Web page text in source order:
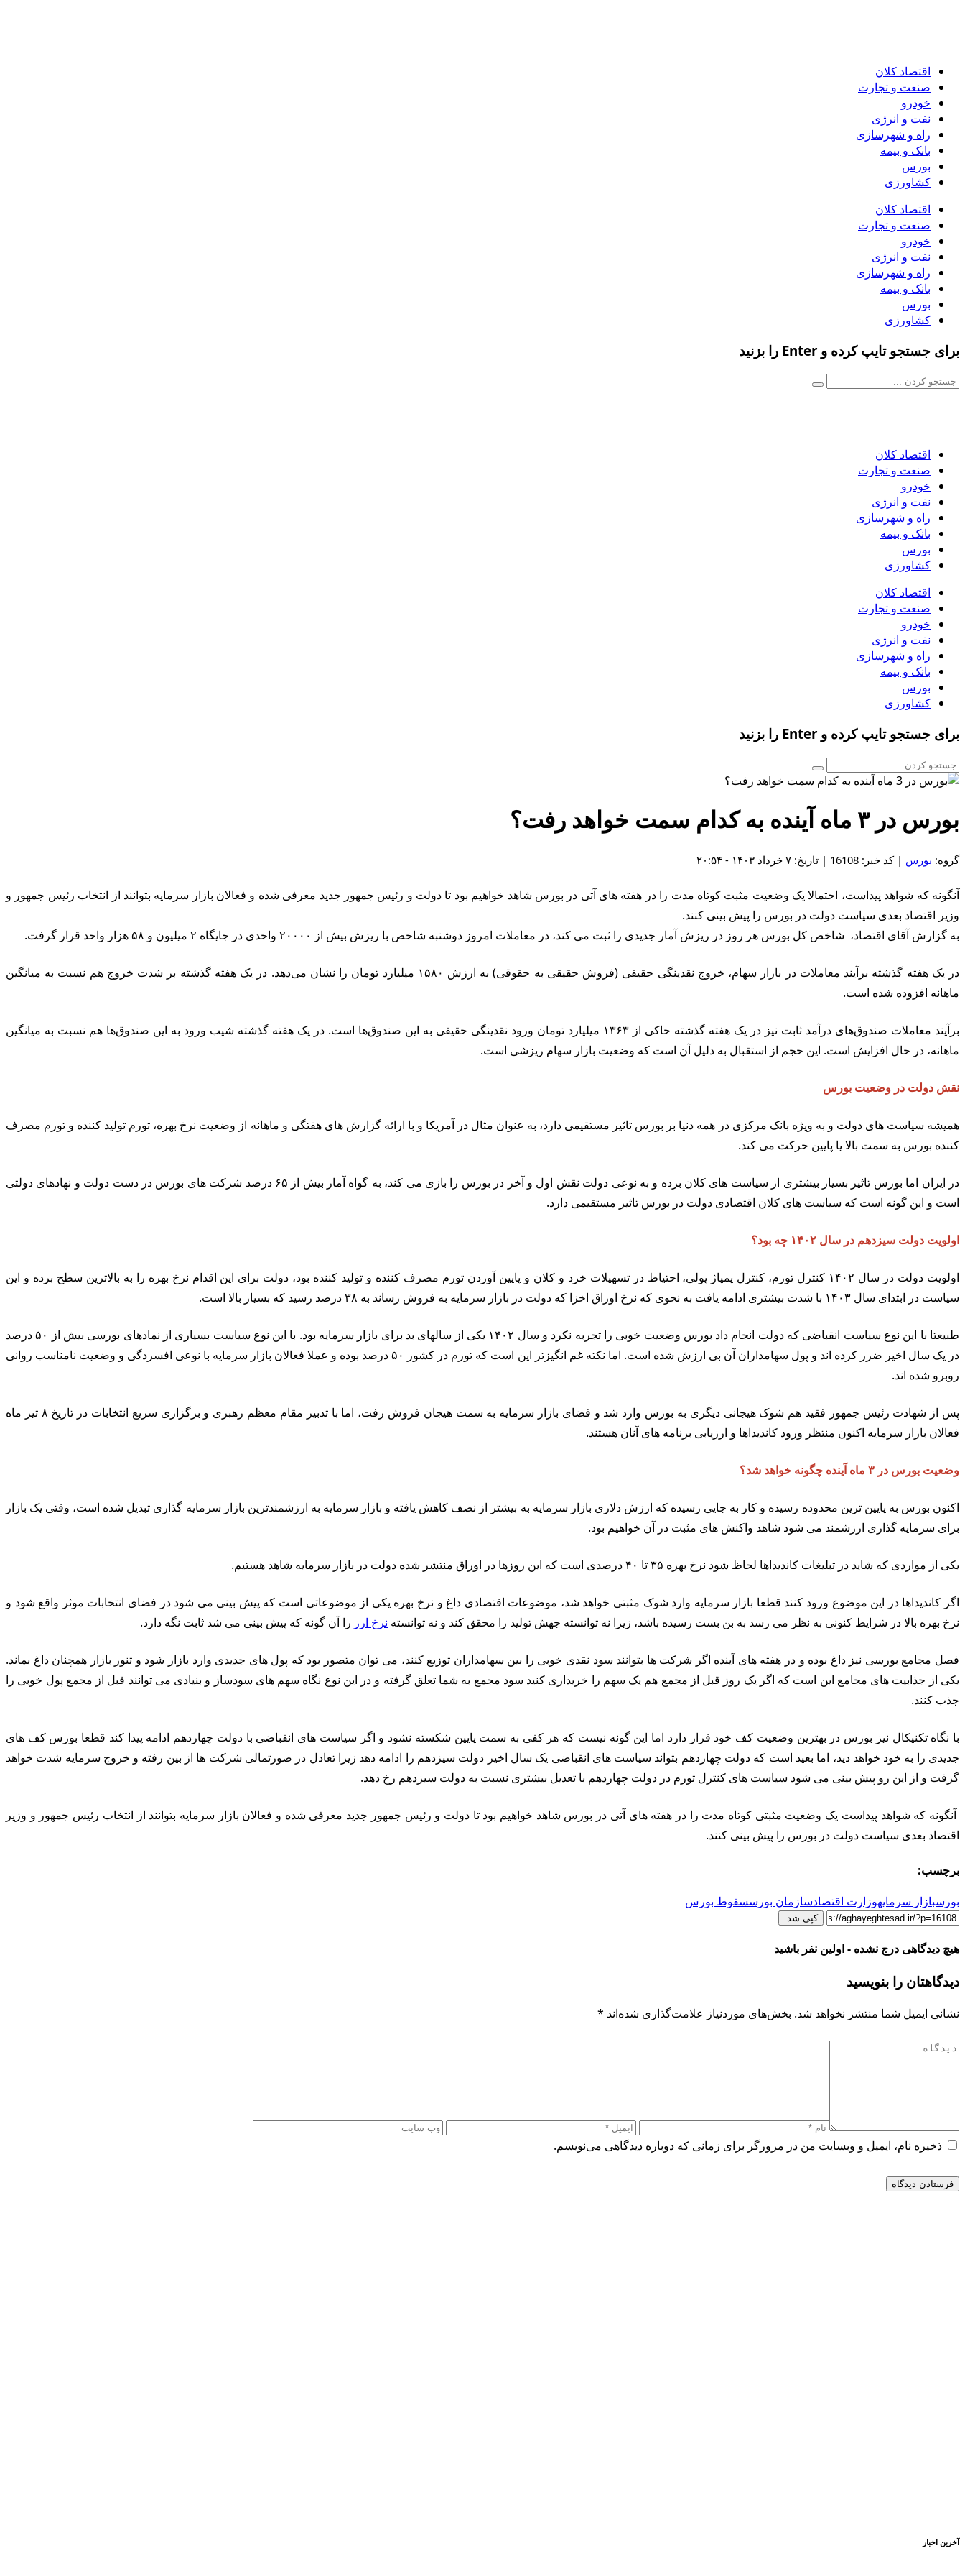
اقتصاد کلان
صنعت و تجارت
خودرو
نفت و انرژی
راه و شهرسازی
بانک و بیمه
بورس
کشاورزی
اقتصاد کلان
صنعت و تجارت
خودرو
نفت و انرژی
راه و شهرسازی
بانک و بیمه
بورس
کشاورزی
برای جستجو تایپ کرده و Enter را بزنید
اقتصاد کلان
صنعت و تجارت
خودرو
نفت و انرژی
راه و شهرسازی
بانک و بیمه
بورس
کشاورزی
اقتصاد کلان
صنعت و تجارت
خودرو
نفت و انرژی
راه و شهرسازی
بانک و بیمه
بورس
کشاورزی
برای جستجو تایپ کرده و Enter را بزنید
بورس در ۳ ماه آینده به کدام سمت خواهد رفت؟
گروه: بورس | کد خبر: 16108 | تاریخ: ۷ خرداد ۱۴۰۳ - ۲۰:۵۴
آنگونه که شواهد پیداست، احتمالا یک وضعیت مثبت کوتاه مدت را در هفته های آتی در بورس شاهد خواهیم بود تا دولت و رئیس جمهور جدید معرفی شده و فعالان بازار سرمایه بتوانند از انتخاب رئیس جمهور و
وزیر اقتصاد بعدی سیاست دولت در بورس را پیش بینی کنند.
به گزارش آقای اقتصاد، شاخص کل بورس هر روز در ریزش آمار جدیدی را ثبت می کند، در معاملات امروز دوشنبه شاخص با ریزش بیش از ۲۰۰۰۰ واحدی در جایگاه ۲ میلیون و ۵۸ هزار واحد قرار گرفت.
در یک هفته گذشته برآیند معاملات در بازار سهام، خروج نقدینگی حقیقی (فروش حقیقی به حقوقی) به ارزش ۱۵۸۰ میلیارد تومان را نشان می‌دهد. در یک هفته گذشته بر شدت خروج هم نسبت به میانگین
ماهانه افزوده شده است.
برآیند معاملات صندوق‌های درآمد ثابت نیز در یک هفته گذشته حاکی از ۱۳۶۳ میلیارد تومان ورود نقدینگی حقیقی به این صندوق‌ها است. در یک هفته گذشته شیب ورود به این صندوق‌ها هم نسبت به میانگین
ماهانه، در حال افزایش است. این حجم از استقبال به دلیل آن است که وضعیت بازار سهام ریزشی است.
نقش دولت در وضعیت بورس
همیشه سیاست های دولت و به ویژه بانک مرکزی در همه دنیا بر بورس تاثیر مستقیمی دارد، به عنوان مثال در آمریکا و با ارائه گزارش های هفتگی و ماهانه از وضعیت نرخ بهره، تورم تولید کننده و تورم مصرف
کننده بورس به سمت بالا یا پایین حرکت می کند.
در ایران اما بورس تاثیر بسیار بیشتری از سیاست های کلان برده و به نوعی دولت نقش اول و آخر در بورس را بازی می کند، به گواه آمار بیش از ۶۵ درصد شرکت های بورس در دست دولت و نهادهای دولتی
است و این گونه است که سیاست های کلان اقتصادی دولت در بورس تاثیر مستقیمی دارد.
اولویت دولت سیزدهم در سال ۱۴۰۲ چه بود؟
اولویت دولت در سال ۱۴۰۲ کنترل تورم، کنترل پمپاژ پولی، احتیاط در تسهیلات خرد و کلان و پایین آوردن تورم مصرف کننده و تولید کننده بود، دولت برای این اقدام نرخ بهره را به بالاترین سطح برده و این
سیاست در ابتدای سال ۱۴۰۳ با شدت بیشتری ادامه یافت به نحوی که نرخ اوراق اخزا که دولت در بازار سرمایه به فروش رساند به ۳۸ درصد رسید که بسیار بالا است.
طبیعتا با این نوع سیاست انقباضی که دولت انجام داد بورس وضعیت خوبی را تجربه نکرد و سال ۱۴۰۲ یکی از سالهای بد برای بازار سرمایه بود. با این نوع سیاست بسیاری از نمادهای بورسی بیش از ۵۰ درصد
در یک سال اخیر ضرر کرده اند و پول سهامداران آن بی ارزش شده است. اما نکته غم انگیزتر این است که تورم در کشور ۵۰ درصد بوده و عملا فعالان بازار سرمایه با نوعی افسردگی و وضعیت نامناسب روانی
روبرو شده اند.
پس از شهادت رئیس جمهور فقید هم شوک هیجانی دیگری به بورس وارد شد و فضای بازار سرمایه به سمت هیجان فروش رفت، اما با تدبیر مقام معظم رهبری و برگزاری سریع انتخابات در تاریخ ۸ تیر ماه
فعالان بازار سرمایه اکنون منتظر ورود کاندیداها و ارزیابی برنامه های آنان هستند.
وضعیت بورس در ۳ ماه آینده چگونه خواهد شد؟
اکنون بورس به پایین ترین محدوده رسیده و کار به جایی رسیده که ارزش دلاری بازار سرمایه به بیشتر از نصف کاهش یافته و بازار سرمایه به ارزشمندترین بازار سرمایه گذاری تبدیل شده است، وقتی یک بازار
برای سرمایه گذاری ارزشمند می شود شاهد واکنش های مثبت در آن خواهیم بود.
یکی از مواردی که شاید در تبلیغات کاندیداها لحاظ شود نرخ بهره ۳۵ تا ۴۰ درصدی است که این روزها در اوراق منتشر شده دولت در بازار سرمایه شاهد هستیم.
اگر کاندیداها در این موضوع ورود کنند قطعا بازار سرمایه وارد شوک مثبتی خواهد شد، موضوعات اقتصادی داغ و نرخ بهره یکی از موضوعاتی است که پیش بینی می شود در فضای انتخابات موثر واقع شود و
نرخ بهره بالا در شرایط کنونی به نظر می رسد به بن بست رسیده باشد، زیرا نه توانسته جهش تولید را محقق کند و نه توانسته نرخ ارز را آن گونه که پیش بینی می شد ثابت نگه دارد.
فصل مجامع بورسی نیز داغ بوده و در هفته های آینده اگر شرکت ها بتوانند سود نقدی خوبی را بین سهامداران توزیع کنند، می توان متصور بود که پول های جدیدی وارد بازار شود و تنور بازار همچنان داغ بماند.
یکی از جذابیت های مجامع این است که اگر یک روز قبل از مجمع هم یک سهم را خریداری کنید سود مجمع به شما تعلق گرفته و در این نوع نگاه سهم های سودساز و بنیادی می توانند قبل از مجمع پول خوبی را
جذب کنند.
با نگاه تکنیکال نیز بورس در بهترین وضعیت کف خود قرار دارد اما این گونه نیست که هر کفی به سمت پایین شکسته نشود و اگر سیاست های انقباضی با دولت چهاردهم ادامه پیدا کند قطعا بورس کف های
جدیدی را به خود خواهد دید، اما بعید است که دولت چهاردهم بتواند سیاست های انقباضی یک سال اخیر دولت سیزدهم را ادامه دهد زیرا تعادل در صورتمالی شرکت ها از بین رفته و خروج سرمایه شدت خواهد
گرفت و از این رو پیش بینی می شود سیاست های کنترل تورم در دولت چهاردهم با تعدیل بیشتری نسبت به دولت سیزدهم رخ دهد.
آنگونه که شواهد پیداست یک وضعیت مثبتی کوتاه مدت را در هفته های آتی در بورس شاهد خواهیم بود تا دولت و رئیس جمهور جدید معرفی شده و فعالان بازار سرمایه بتوانند از انتخاب رئیس جمهور و وزیر
اقتصاد بعدی سیاست دولت در بورس را پیش بینی کنند.
برچسب:
بورسبازار سرمایهوزارت اقتصادسازمان بورسسقوط بورس
کپی شد.
هیچ دیدگاهی درج نشده - اولین نفر باشید
دیدگاهتان را بنویسید
نشانی ایمیل شما منتشر نخواهد شد. بخش‌های موردنیاز علامت‌گذاری شده‌اند *
ذخیره نام، ایمیل و وبسایت من در مرورگر برای زمانی که دوباره دیدگاهی می‌نویسم.
آخرین اخبار